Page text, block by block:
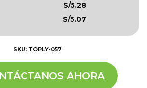
S/5.28
S/5.07
SKU: TOPLY-057
AHORA